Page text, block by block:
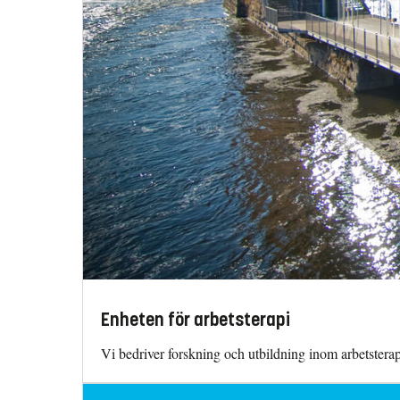
Enheten för arbetsterapi
Vi bedriver forskning och utbildning inom